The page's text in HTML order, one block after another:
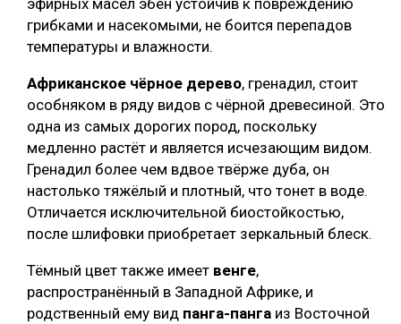
грибками и насекомыми, не боится перепадов
температуры и влажности.
Африканское чёрное дерево, гренадил, стоит
особняком в ряду видов с чёрной древесиной. Это
одна из самых дорогих пород, поскольку
медленно растёт и является исчезающим видом.
Гренадил более чем вдвое твёрже дуба, он
настолько тяжёлый и плотный, что тонет в воде.
Отличается исключительной биостойкостью,
после шлифовки приобретает зеркальный блеск.
Тёмный цвет также имеет венге,
распространённый в Западной Африке, и
родственный ему вид панга-панга из Восточной